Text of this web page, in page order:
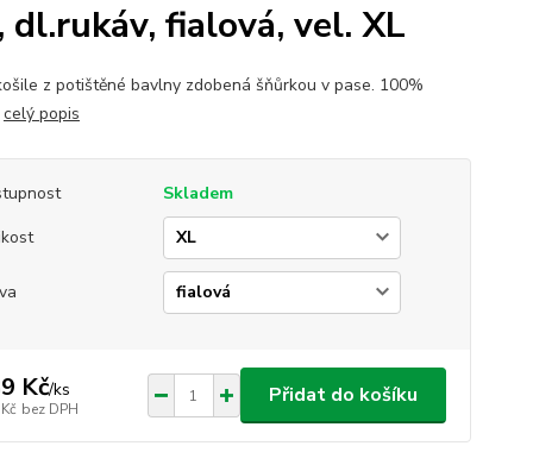
fialová, vel. XL
z potištěné bavlny zdobená šňůrkou v pase. 100%
celý popis
Skladem
Kč/ks
bez DPH
Přidat do košíku